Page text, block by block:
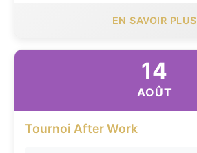
EN SAVOIR PLUS
14
AOÛT
Tournoi After Work